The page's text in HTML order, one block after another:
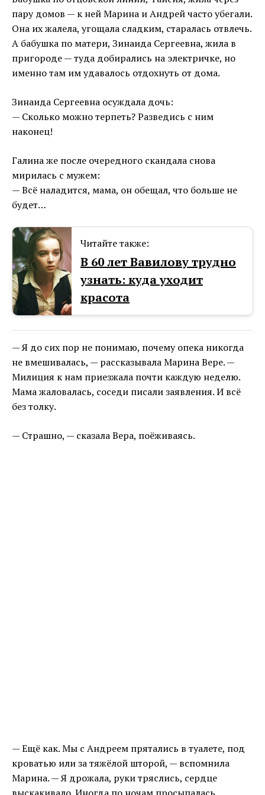
пару домов — к ней Марина и Андрей часто убегали.
Она их жалела, угощала сладким, старалась отвлечь.
А бабушка по матери, Зинаида Сергеевна, жила в
пригороде — туда добирались на электричке, но
именно там им удавалось отдохнуть от дома.
Зинаида Сергеевна осуждала дочь:
— Сколько можно терпеть? Разведись с ним
наконец!
Галина же после очередного скандала снова
мирилась с мужем:
— Всё наладится, мама, он обещал, что больше не
будет…
Читайте также:
В 60 лет Вавилову трудно
узнать: куда уходит
красота
— Я до сих пор не понимаю, почему опека никогда
не вмешивалась, — рассказывала Марина Вере. —
Милиция к нам приезжала почти каждую неделю.
Мама жаловалась, соседи писали заявления. И всё
без толку.
— Страшно, — сказала Вера, поёживаясь.
— Ещё как. Мы с Андреем прятались в туалете, под
кроватью или за тяжёлой шторой, — вспомнила
Марина. — Я дрожала, руки тряслись, сердце